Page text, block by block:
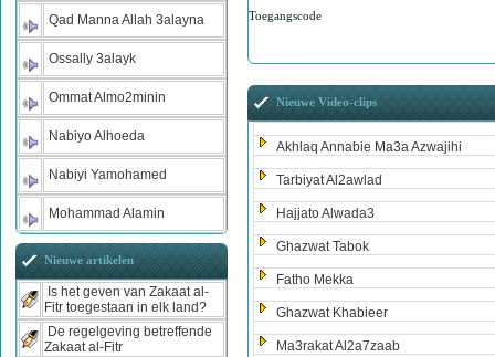
Toegangscode
Nieuwe Video-clips
Akhlaq Annabie Ma3a Azwajihi
Tarbiyat Al2awlad
Hajjato Alwada3
Ghazwat Tabok
Fatho Mekka
Ghazwat Khabieer
Ma3rakat Al2a7zaab
Qad Manna Allah 3alayna
Ossally 3alayk
Ommat Almo2minin
Nabiyo Alhoeda
Nabiyi Yamohamed
Mohammad Alamin
Nieuwe artikelen
Is het geven van Zakaat al-
Fitr toegestaan in elk land?
De regelgeving betreffende
Zakaat al-Fitr